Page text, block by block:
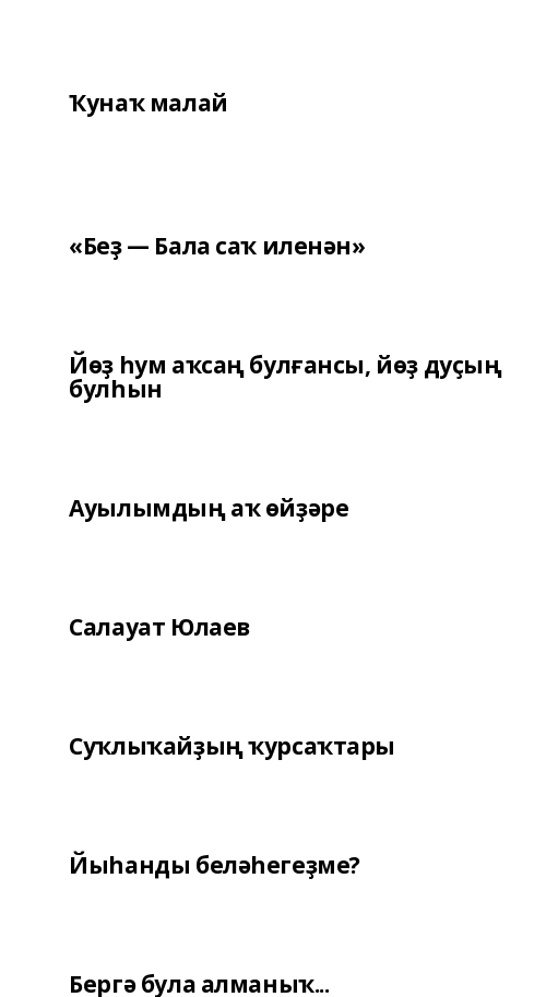
Ҡунаҡ малай
«Беҙ — Бала саҡ иленән»
Йөҙ һум аҡсаң булғансы, йөҙ дуҫың
булһын
Ауылымдың аҡ өйҙәре
Салауат Юлаев
Суҡлыҡайҙың ҡурсаҡтары
Йыһанды беләһегеҙме?
Бергә була алманыҡ...